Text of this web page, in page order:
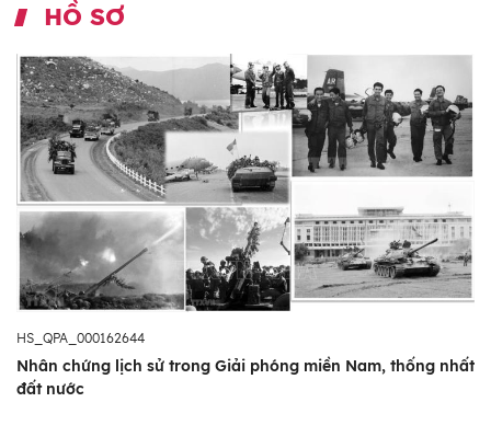
HỒ SƠ
HS_QPA_000162644
Nhân chứng lịch sử trong Giải phóng miền Nam, thống nhất
đất nước